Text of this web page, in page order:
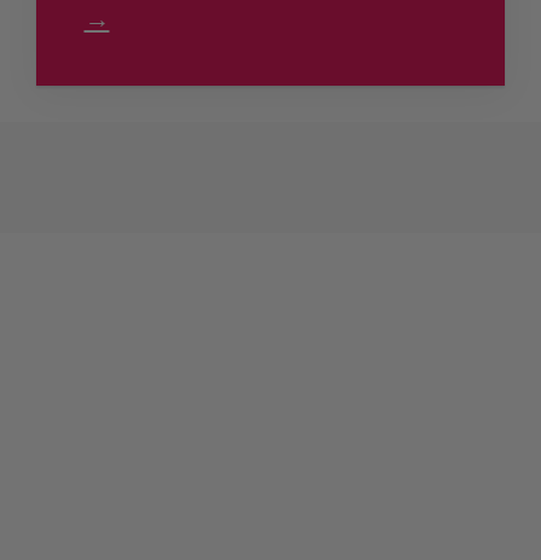
→